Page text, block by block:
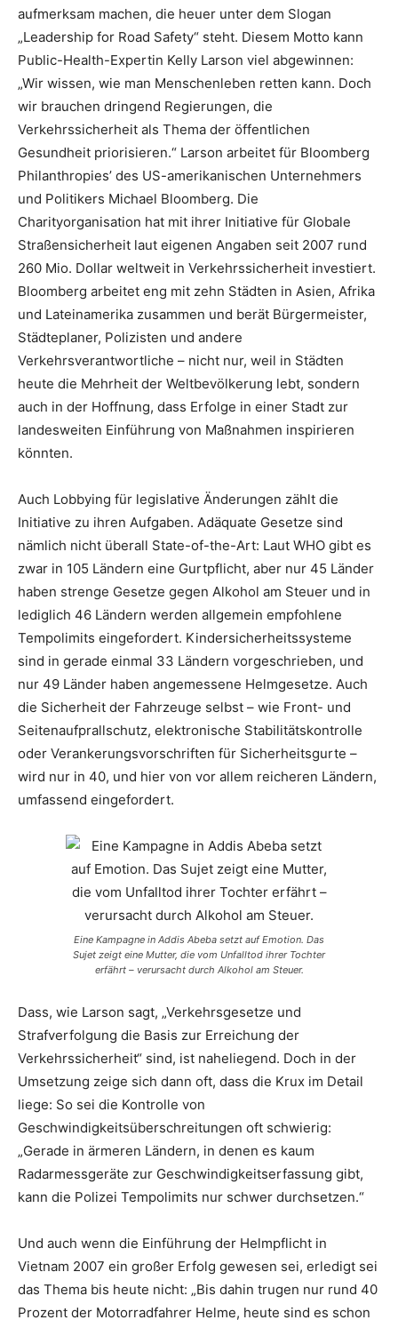
aufmerksam machen, die heuer unter dem Slogan
„Leadership for Road Safety“ steht. Diesem Motto kann
Public-Health-Expertin Kelly Larson viel abgewinnen:
„Wir wissen, wie man Menschenleben retten kann. Doch
wir brauchen dringend Regierungen, die
Verkehrssicherheit als Thema der öffentlichen
Gesundheit priorisieren.“ Larson arbeitet für Bloomberg
Philanthropies’ des US-amerikanischen Unternehmers
und Politikers Michael Bloomberg. Die
Charityorganisation hat mit ihrer Initiative für Globale
Straßensicherheit laut eigenen Angaben seit 2007 rund
260 Mio. Dollar weltweit in Verkehrssicherheit investiert.
Bloomberg arbeitet eng mit zehn Städten in Asien, Afrika
und Lateinamerika zusammen und berät Bürgermeister,
Städteplaner, Polizisten und andere
Verkehrsverantwortliche – nicht nur, weil in Städten
heute die Mehrheit der Weltbevölkerung lebt, sondern
auch in der Hoffnung, dass Erfolge in einer Stadt zur
landesweiten Einführung von Maßnahmen inspirieren
könnten.
Auch Lobbying für legislative Änderungen zählt die
Initiative zu ihren Aufgaben. Adäquate Gesetze sind
nämlich nicht überall State-of-the-Art: Laut WHO gibt es
zwar in 105 Ländern eine Gurtpflicht, aber nur 45 Länder
haben strenge Gesetze gegen Alkohol am Steuer und in
lediglich 46 Ländern werden allgemein empfohlene
Tempolimits eingefordert. Kindersicherheitssysteme
sind in gerade einmal 33 Ländern vorgeschrieben, und
nur 49 Länder haben angemessene Helmgesetze. Auch
die Sicherheit der Fahrzeuge selbst – wie Front- und
Seitenaufprallschutz, elektronische Stabilitätskontrolle
oder Verankerungsvorschriften für Sicherheitsgurte –
wird nur in 40, und hier von vor allem reicheren Ländern,
umfassend eingefordert.
Eine Kampagne in Addis Abeba setzt auf Emotion. Das
Sujet zeigt eine Mutter, die vom Unfalltod ihrer Tochter
erfährt – verursacht durch Alkohol am Steuer.
Dass, wie Larson sagt, „Verkehrsgesetze und
Strafverfolgung die Basis zur Erreichung der
Verkehrssicherheit“ sind, ist naheliegend. Doch in der
Umsetzung zeige sich dann oft, dass die Krux im Detail
liege: So sei die Kontrolle von
Geschwindigkeitsüberschreitungen oft schwierig:
„Gerade in ärmeren Ländern, in denen es kaum
Radarmessgeräte zur Geschwindigkeitserfassung gibt,
kann die Polizei Tempolimits nur schwer durchsetzen.“
Und auch wenn die Einführung der Helmpflicht in
Vietnam 2007 ein großer Erfolg gewesen sei, erledigt sei
das Thema bis heute nicht: „Bis dahin trugen nur rund 40
Prozent der Motorradfahrer Helme, heute sind es schon